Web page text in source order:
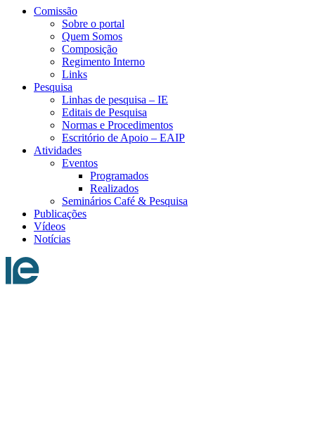
Comissão
Sobre o portal
Quem Somos
Composição
Regimento Interno
Links
Pesquisa
Linhas de pesquisa – IE
Editais de Pesquisa
Normas e Procedimentos
Escritório de Apoio – EAIP
Atividades
Eventos
Programados
Realizados
Seminários Café & Pesquisa
Publicações
Vídeos
Notícias